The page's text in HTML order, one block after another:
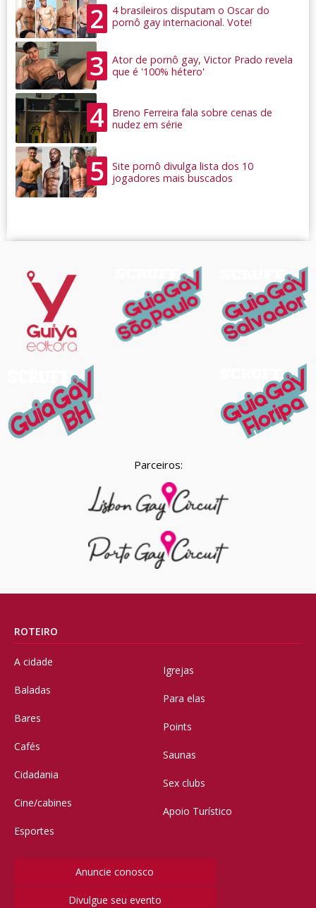
2
4 brasileiros disputam o Oscar do
pornô gay internacional. Vote!
3
Ator de pornô gay, Victor Prado revela
que é '100% hétero'
4
Breno Ferreira fala sobre cenas de
nudez em série
5
Site pornô divulga lista dos 10
jogadores mais buscados
Parceiros:
ROTEIRO
A cidade
Baladas
Bares
Cafés
Cidadania
Cine/cabines
Esportes
Igrejas
Para elas
Points
Saunas
Sex clubs
Apoio Turístico
Anuncie conosco
Divulgue seu evento